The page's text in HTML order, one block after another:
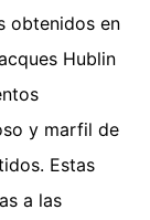
obtenidos en
Hublin
y marfil de
Estas
a las